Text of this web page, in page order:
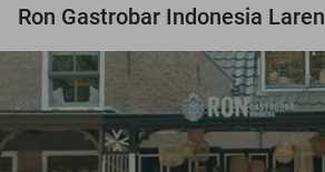
Ron Gastrobar Indonesia Laren